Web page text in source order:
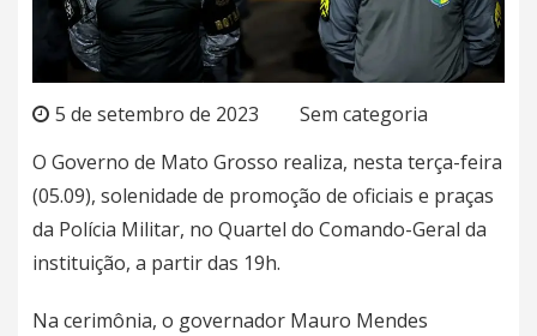
5 de setembro de 2023
Sem categoria
O Governo de Mato Grosso realiza, nesta terça-feira
(05.09), solenidade de promoção de oficiais e praças
da Polícia Militar, no Quartel do Comando-Geral da
instituição, a partir das 19h.
Na cerimônia, o governador Mauro Mendes